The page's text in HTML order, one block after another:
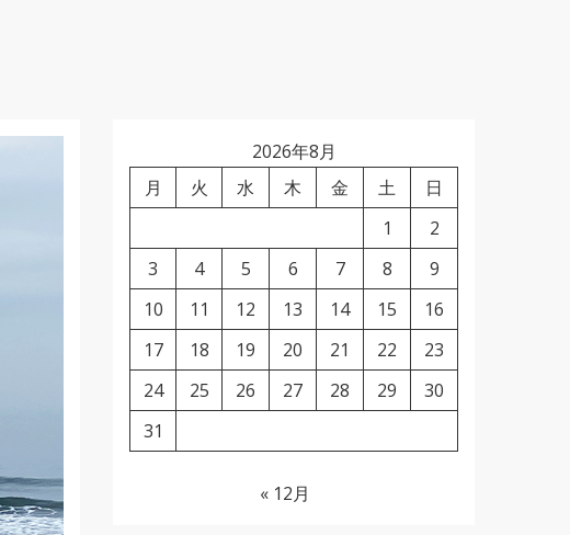
2026年8月
月
火 水 木 金 土
日
1
2
3
4 5 6 7 8
9
10
11 12 13 14 15
16
17
18 19 20 21 22
23
24
25 26 27 28 29
30
31
« 12月